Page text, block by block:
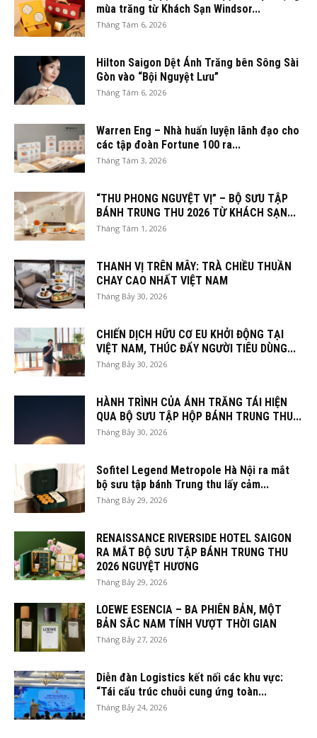
mùa trăng từ Khách Sạn Windsor...
Tháng Tám 6, 2026
Hilton Saigon Dệt Ánh Trăng bên Sông Sài
Gòn vào “Bội Nguyệt Lưu”
Tháng Tám 6, 2026
Warren Eng – Nhà huấn luyện lãnh đạo cho
các tập đoàn Fortune 100 ra...
Tháng Tám 3, 2026
“THU PHONG NGUYỆT VỊ” – BỘ SƯU TẬP
BÁNH TRUNG THU 2026 TỪ KHÁCH SẠN...
Tháng Tám 1, 2026
THANH VỊ TRÊN MÂY: TRÀ CHIỀU THUẦN
CHAY CAO NHẤT VIỆT NAM
Tháng Bảy 30, 2026
CHIẾN DỊCH HỮU CƠ EU KHỞI ĐỘNG TẠI
VIỆT NAM, THÚC ĐẨY NGƯỜI TIÊU DÙNG...
Tháng Bảy 30, 2026
HÀNH TRÌNH CỦA ÁNH TRĂNG TÁI HIỆN
QUA BỘ SƯU TẬP HỘP BÁNH TRUNG THU...
Tháng Bảy 30, 2026
Sofitel Legend Metropole Hà Nội ra mắt
bộ sưu tập bánh Trung thu lấy cảm...
Tháng Bảy 29, 2026
RENAISSANCE RIVERSIDE HOTEL SAIGON
RA MẮT BỘ SƯU TẬP BÁNH TRUNG THU
2026 NGUYỆT HƯƠNG
Tháng Bảy 29, 2026
LOEWE ESENCIA – BA PHIÊN BẢN, MỘT
BẢN SẮC NAM TÍNH VƯỢT THỜI GIAN
Tháng Bảy 27, 2026
Diễn đàn Logistics kết nối các khu vực:
“Tái cấu trúc chuỗi cung ứng toàn...
Tháng Bảy 24, 2026